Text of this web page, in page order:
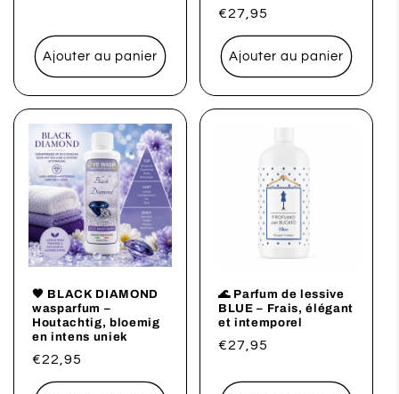
Ajouter au panier
Prix
habituel
€27,95
Ajouter au panier
🖤 BLACK DIAMOND
wasparfum –
Houtachtig, bloemig
en intens uniek
Prix
habituel
€22,95
🌊 Parfum de lessive
BLUE – Frais, élégant
et intemporel
Prix
€27,95